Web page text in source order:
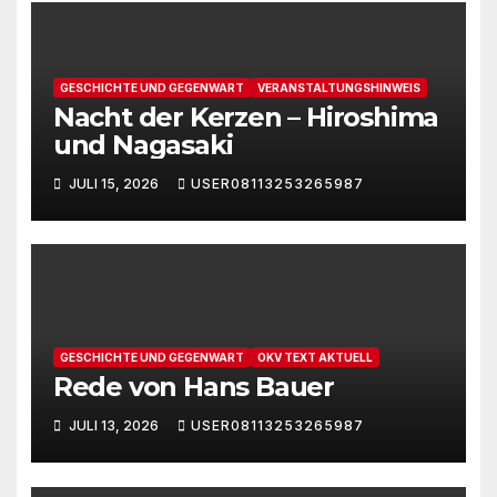
GESCHICHTE UND GEGENWART VERANSTALTUNGSHINWEIS
Nacht der Kerzen – Hiroshima
und Nagasaki
JULI 15, 2026 USER08113253265987
GESCHICHTE UND GEGENWART OKV TEXT AKTUELL
Rede von Hans Bauer
JULI 13, 2026 USER08113253265987